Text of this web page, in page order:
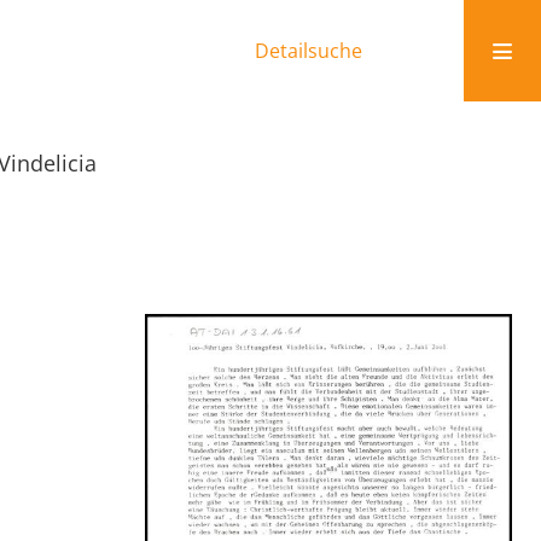
Detailsuche